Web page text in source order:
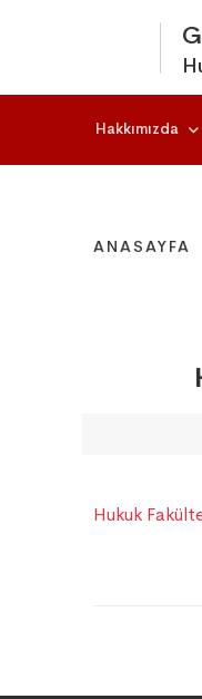
Hakkımızda
ANASAYFA
ANASAYFA
ANASAYFA
Hukuk